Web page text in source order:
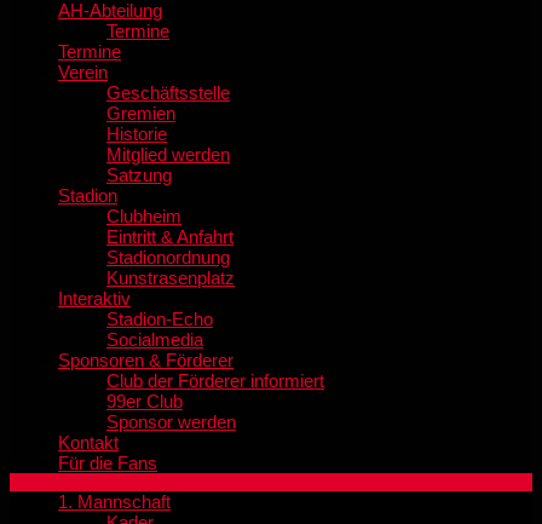
AH-Abteilung
Termine
Termine
Verein
Geschäftsstelle
Gremien
Historie
Mitglied werden
Satzung
Stadion
Clubheim
Eintritt & Anfahrt
Stadionordnung
Kunstrasenplatz
Interaktiv
Stadion-Echo
Socialmedia
Sponsoren & Förderer
Club der Förderer informiert
99er Club
Sponsor werden
Kontakt
Für die Fans
1. Mannschaft